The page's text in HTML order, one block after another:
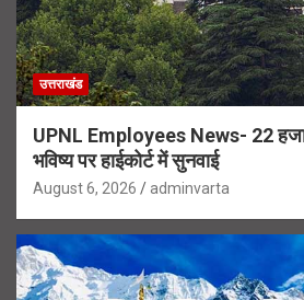
उत्तराखंड
UPNL Employees News- 22
भविष्य पर हाईकोर्ट में सुनवाई
August 6, 2026 adminvarta